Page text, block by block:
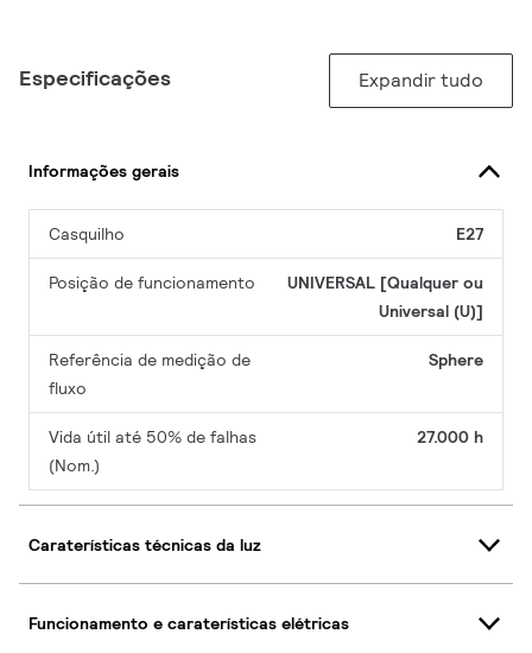
Especificações Expandir tudo
Informações gerais
Casquilho E27
Posição de funcionamento
UNIVERSAL [Qualquer ou
Universal (U)]
Referência de medição de
fluxo
Sphere
Vida útil até 50% de falhas
(Nom.)
27.000 h
Caraterísticas técnicas da luz
Funcionamento e caraterísticas elétricas